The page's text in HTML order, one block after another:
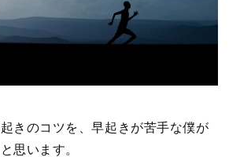
きのコツを、早起きが苦手な僕が
思います。